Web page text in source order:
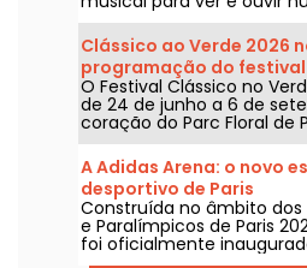
bucolico. Aqui está a
concertos gratuitos para
junho a 6 de setembro de
Clássico ao Verde 2026
programação do
gratuitos
O Festival Clássico no
de 24 de junho a 6 de
coração do Parc Floral de
vez, Classique au Vert
melómanos e os leigos a
certo e a aproveitarem
lado de artistas
ascensão.
A Adidas Arena: o novo
desportivo de Paris
Construída no âmbito dos
e Paralímpicos de Paris
foi oficialmente
de 2024. Saiba mais